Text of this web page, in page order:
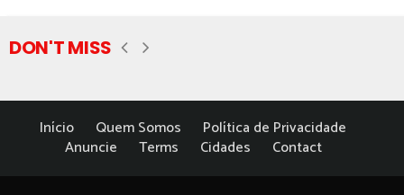
DON'T MISS
Início Quem Somos
Política de Privacidade
Anuncie
Terms Cidades Contact